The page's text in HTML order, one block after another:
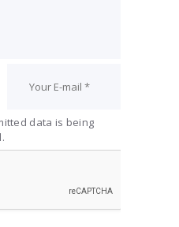
data is being